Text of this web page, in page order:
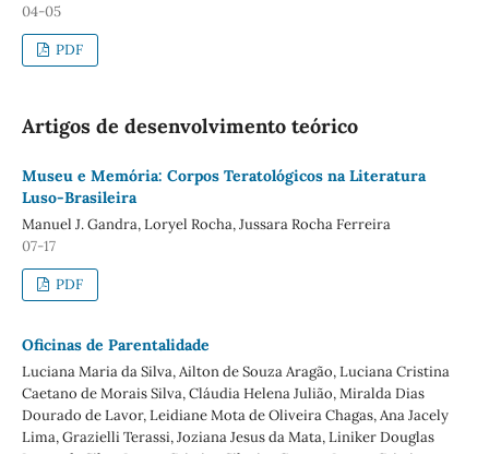
04-05
PDF
Artigos de desenvolvimento teórico
Museu e Memória: Corpos Teratológicos na Literatura
Luso-Brasileira
Manuel J. Gandra, Loryel Rocha, Jussara Rocha Ferreira
07-17
PDF
Oficinas de Parentalidade
Luciana Maria da Silva, Ailton de Souza Aragão, Luciana Cristina
Caetano de Morais Silva, Cláudia Helena Julião, Miralda Dias
Dourado de Lavor, Leidiane Mota de Oliveira Chagas, Ana Jacely
Lima, Grazielli Terassi, Joziana Jesus da Mata, Liniker Douglas